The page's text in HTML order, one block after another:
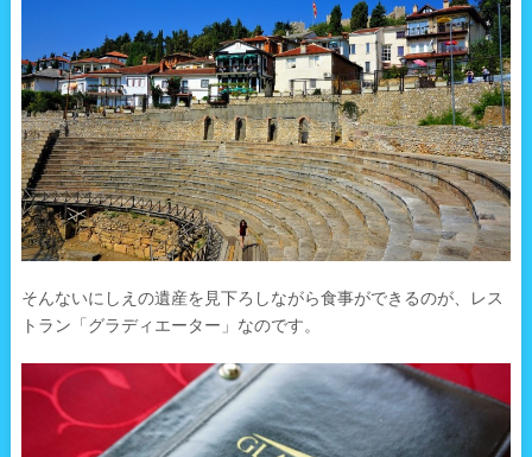
そんないにしえの遺産を見下ろしながら食事ができるのが、レス
トラン「グラディエーター」なのです。